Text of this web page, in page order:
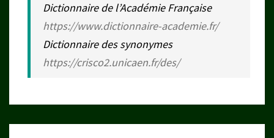
Dictionnaire de l’Académie Française
https://www.dictionnaire-academie.fr/
Dictionnaire des synonymes
https://crisco2.unicaen.fr/des/